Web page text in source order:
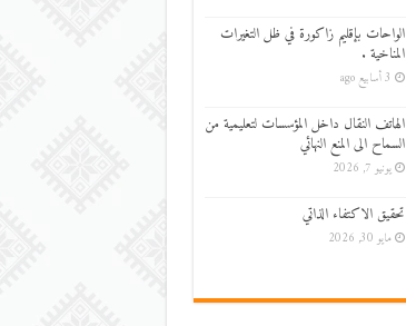
الواحات بإقليم زاكورة في ظل التغيرات
المناخية .
3 أسابيع ago
الهاتف النقال داخل المؤسسات لتعليمية من
السماح الى المنع النهائي
يونيو 7, 2026
تحقيق الاكتفاء الذاتي
مايو 30, 2026